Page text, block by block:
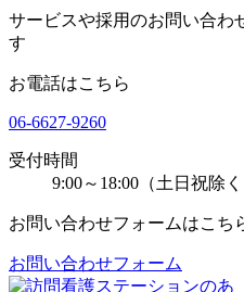
サービスや採用のお問い合わ
す
お電話はこちら
06-6627-9260
受付時間
9:00～18:00（土日祝除く
お問い合わせフォームはこち
お問い合わせフォーム